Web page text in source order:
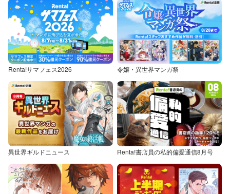
Renta!サマフェス2026 令嬢・異世界マンガ祭
異世界ギルドニュース Renta!書店員の私的偏愛通信8月号